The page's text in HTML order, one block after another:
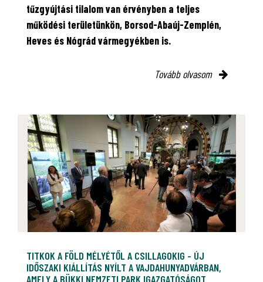
tűzgyújtási tilalom van érvényben a teljes
működési területünkön, Borsod-Abaúj-Zemplén,
Heves és Nógrád vármegyékben is.
Tovább olvasom
TITKOK A FÖLD MÉLYÉTŐL A CSILLAGOKIG - ÚJ
IDŐSZAKI KIÁLLÍTÁS NYÍLT A VAJDAHUNYADVÁRBAN,
AMELY A BÜKKI NEMZETI PARK IGAZGATÓSÁGOT